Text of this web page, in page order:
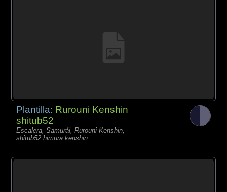
Plantilla: Rurouni Kenshin
shitub52
Escalera, Samurái, Rurouni Kenshin,
shitub52 himura kenshin